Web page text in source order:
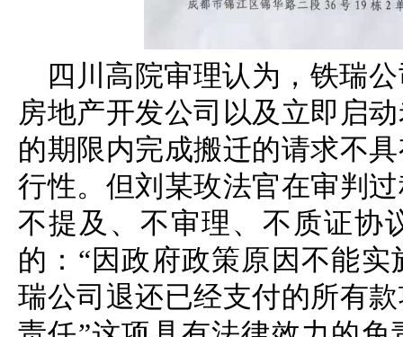
四川高院审理认为，铁瑞
房地产开发公司以及立即启
的期限内完成搬迁的请求不
行性。但刘某玫法官在审判
不提及、不审理、不质证协
的：“因政府政策原因不能
瑞公司退还已经支付的所有